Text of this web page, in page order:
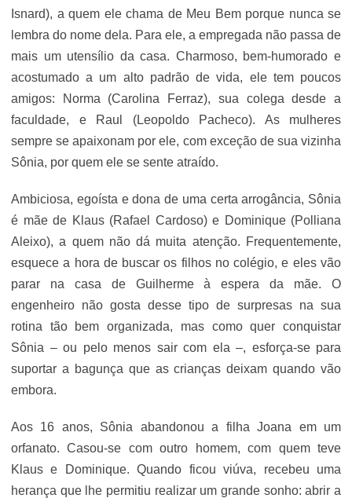
Isnard), a quem ele chama de Meu Bem porque nunca se
lembra do nome dela. Para ele, a empregada não passa de
mais um utensílio da casa. Charmoso, bem-humorado e
acostumado a um alto padrão de vida, ele tem poucos
amigos: Norma (Carolina Ferraz), sua colega desde a
faculdade, e Raul (Leopoldo Pacheco). As mulheres
sempre se apaixonam por ele, com exceção de sua vizinha
Sônia, por quem ele se sente atraído.
Ambiciosa, egoísta e dona de uma certa arrogância, Sônia
é mãe de Klaus (Rafael Cardoso) e Dominique (Polliana
Aleixo), a quem não dá muita atenção. Frequentemente,
esquece a hora de buscar os filhos no colégio, e eles vão
parar na casa de Guilherme à espera da mãe. O
engenheiro não gosta desse tipo de surpresas na sua
rotina tão bem organizada, mas como quer conquistar
Sônia – ou pelo menos sair com ela –, esforça-se para
suportar a bagunça que as crianças deixam quando vão
embora.
Aos 16 anos, Sônia abandonou a filha Joana em um
orfanato. Casou-se com outro homem, com quem teve
Klaus e Dominique. Quando ficou viúva, recebeu uma
herança que lhe permitiu realizar um grande sonho: abrir a